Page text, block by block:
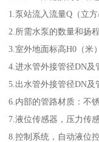
1.泵站流入流量Q（立
2.所需水泵的数量和扬
3.室外地面标高H0（米
4.进水管外接管径DN及
5.出水管外接管径DN及
6.内部的管路材质：不
7.液位传感器，压力传
8.控制系统，自动液位